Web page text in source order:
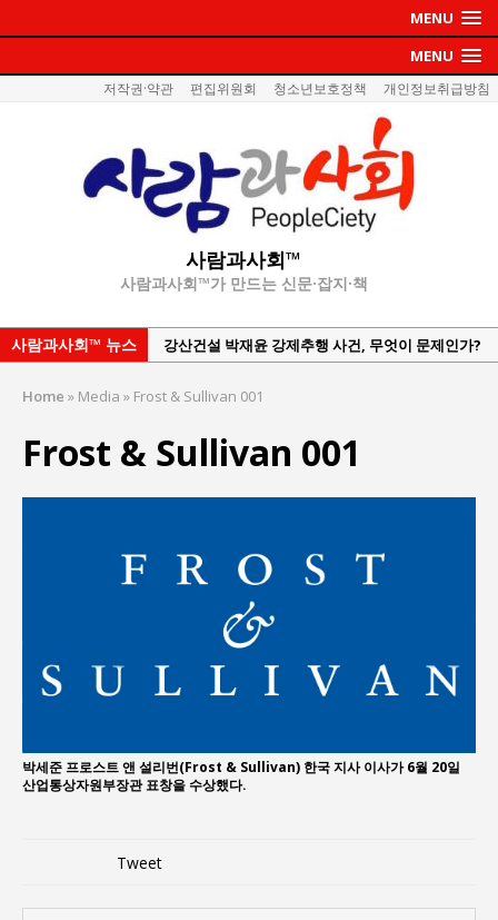
MENU
MENU
저작권·약관 편집위원회 청소년보호정책 개인정보취급방침
사람과사회™
사람과사회™가 만드는 신문·잡지·책
사람과사회™ 뉴스
강산건설 박재윤 강제추행 사건, 무엇이 문제인가?
세미나 개최
“엄마의 절박함과 ‘실무형 정치인’으로 생활정치 실
김종대, “현대전, 강한 군대도 약해질 수 있다”
이홍원 작가, 생활문화상품 4종 판매
통일 지향 2국가론: 한반도 평화의 새로운 길
Home » Media » Frost & Sullivan 001
Frost & Sullivan 001
박세준 프로스트 앤 설리번(Frost & Sullivan) 한국 지사 이사가 6월 20일
산업통상자원부장관 표창을 수상했다.
Tweet